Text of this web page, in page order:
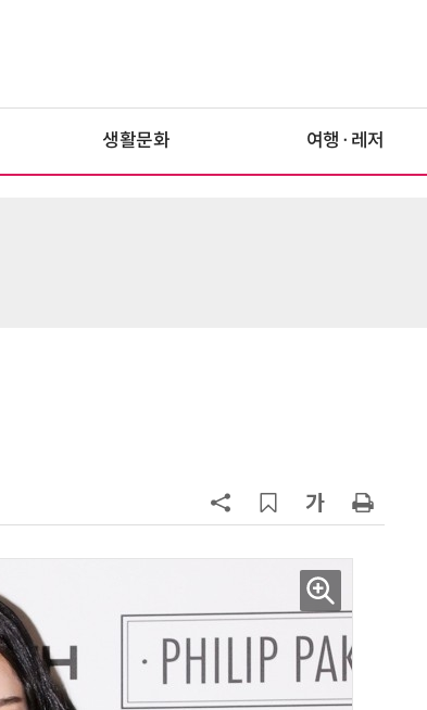
생활문화 여행·레저